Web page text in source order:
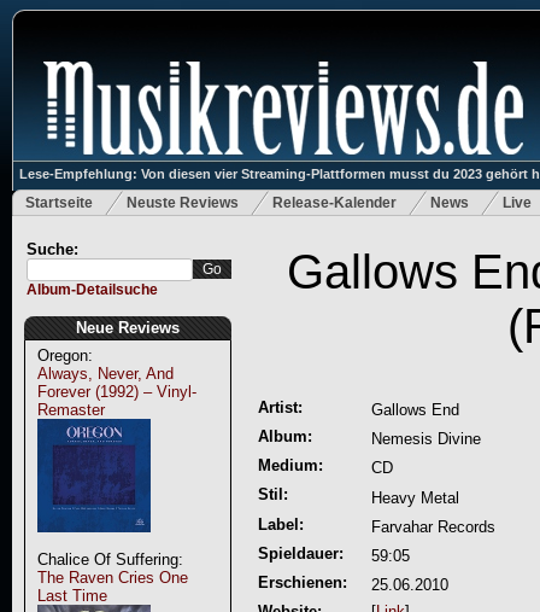
Lese-Empfehlung: Von diesen vier Streaming-Plattformen musst du 2023 gehört
Startseite Neuste Reviews Release-Kalender News Live
Suche:
Album-Detailsuche
Neue Reviews
Oregon:
Always, Never, And
Forever (1992) – Vinyl-
Remaster
Chalice Of Suffering:
The Raven Cries One
Last Time
Gallows
Artist:
Gallows End
Album:
Nemesis Divine
Medium:
CD
Stil:
Heavy Metal
Label:
Farvahar Records
Spieldauer:
59:05
Erschienen:
25.06.2010